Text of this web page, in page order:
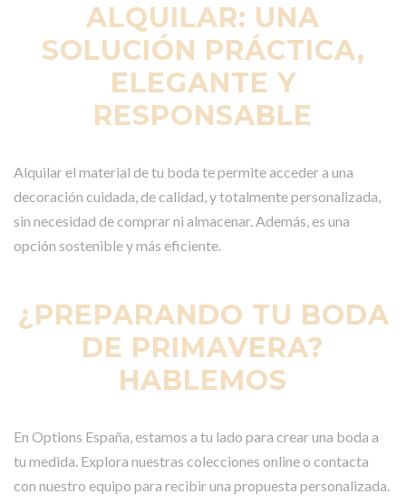
ALQUILAR: UNA
SOLUCIÓN PRÁCTICA,
ELEGANTE Y
RESPONSABLE
Alquilar el material de tu boda te permite acceder a una
decoración cuidada, de calidad, y totalmente personalizada,
sin necesidad de comprar ni almacenar. Además, es una
opción sostenible y más eficiente.
¿PREPARANDO TU BODA
DE PRIMAVERA?
HABLEMOS
En Options España, estamos a tu lado para crear una boda a
tu medida. Explora nuestras colecciones online o contacta
con nuestro equipo para recibir una propuesta personalizada.